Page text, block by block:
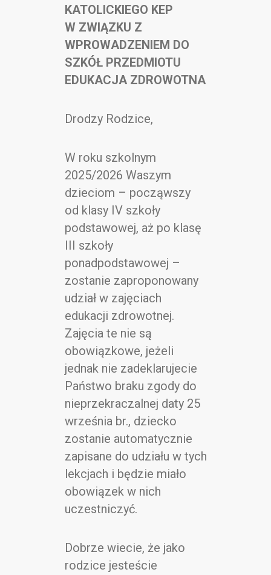
KATOLICKIEGO KEP
W ZWIĄZKU Z
WPROWADZENIEM DO
SZKÓŁ PRZEDMIOTU
EDUKACJA ZDROWOTNA
Drodzy Rodzice,
W roku szkolnym
2025/2026 Waszym
dzieciom – począwszy
od klasy IV szkoły
podstawowej, aż po klasę
III szkoły
ponadpodstawowej –
zostanie zaproponowany
udział w zajęciach
edukacji zdrowotnej.
Zajęcia te nie są
obowiązkowe, jeżeli
jednak nie zadeklarujecie
Państwo braku zgody do
nieprzekraczalnej daty 25
września br., dziecko
zostanie automatycznie
zapisane do udziału w tych
lekcjach i będzie miało
obowiązek w nich
uczestniczyć.
Dobrze wiecie, że jako
rodzice jesteście